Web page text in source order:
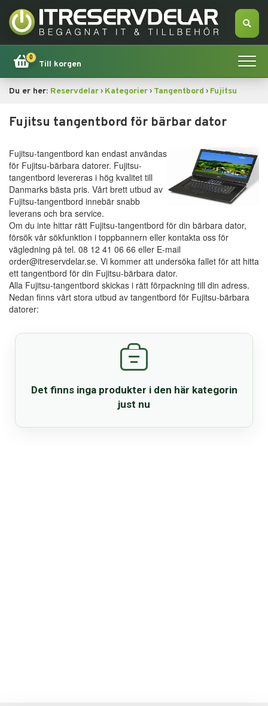
0
Till korgen
Apple
Tillbehör
Erbjudande!
Datorsökning
Dator
Reservdelar
Smartphone
Du er her: Reservdelar› Kategorier› Tangentbord › Fujitsu
Fujitsu tangentbord för bärbar dator
Fujitsu-tangentbord kan endast användas
för Fujitsu-bärbara datorer. Fujitsu-
tangentbord levereras i hög kvalitet till
Danmarks bästa pris. Vårt brett utbud av
Fujitsu-tangentbord innebär snabb
leverans och bra service.
Om du inte hittar rätt Fujitsu-tangentbord för din bärbara dator,
försök vår sökfunktion i toppbannern eller kontakta oss för
vägledning på tel. 08 12 41 06 66 eller E-mail
order@itreservdelar.se. Vi kommer att undersöka fallet för att hitta
ett tangentbord för din Fujitsu-bärbara dator.
Alla Fujitsu-tangentbord skickas i rätt förpackning till din adress.
Nedan finns vårt stora utbud av tangentbord för Fujitsu-bärbara
datorer:
Det finns inga produkter i den här kategorin
just nu